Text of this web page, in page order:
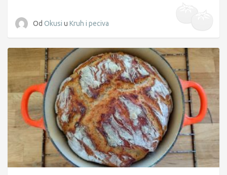
Od Okusi u Kruh i peciva